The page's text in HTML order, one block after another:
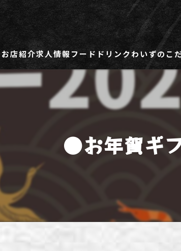
お店紹介
わいず所沢店
わいず春日部店
わいず三芳店
わいず東川口店
求人情報
社員用求人ページ
フード ドリンクわいずのこ
●お年賀ギ